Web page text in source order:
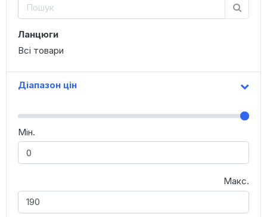
Ланцюги
Всі товари
Діапазон цін
Мін.
Макс.